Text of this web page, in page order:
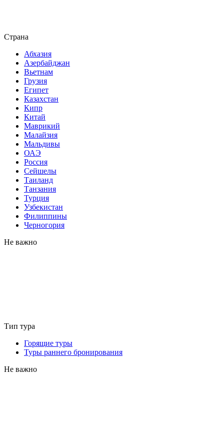
Страна
Абхазия
Азербайджан
Вьетнам
Грузия
Египет
Казахстан
Кипр
Китай
Маврикий
Малайзия
Мальдивы
ОАЭ
Россия
Сейшелы
Таиланд
Танзания
Турция
Узбекистан
Филиппины
Черногория
Не важно
Тип тура
Горящие туры
Туры раннего бронирования
Не важно